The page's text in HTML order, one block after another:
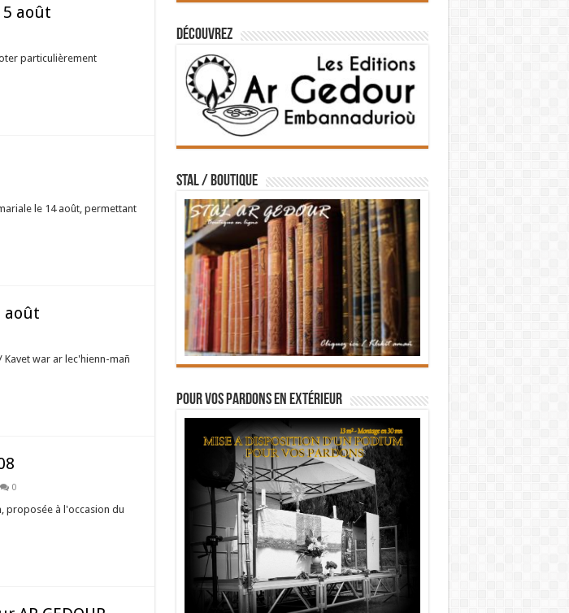
août
particulièrement
le 14 août, permettant
août
war ar lec'hienn-mañ
0
proposée à l'occasion du
Découvrez
STAL / BOUTIQUE
Pour vos pardons en extérieur